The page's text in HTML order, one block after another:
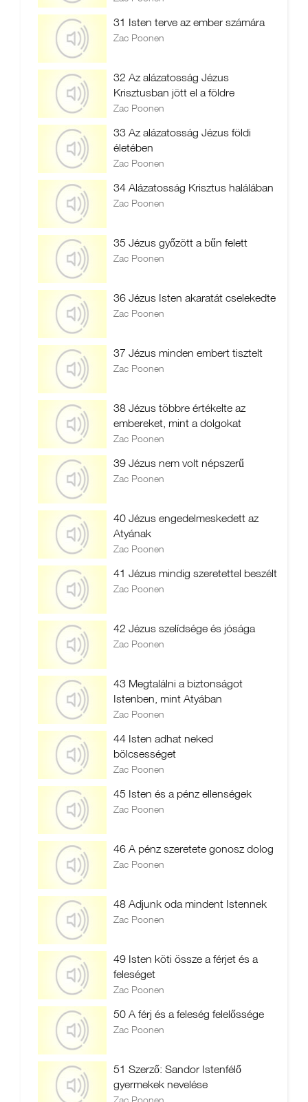
31 Isten terve az ember számára
Zac Poonen
32 Az alázatosság Jézus
Krisztusban jött el a földre
Zac Poonen
33 Az alázatosság Jézus földi
életében
Zac Poonen
34 Alázatosság Krisztus halálában
Zac Poonen
35 Jézus győzött a bűn felett
Zac Poonen
36 Jézus Isten akaratát cselekedte
Zac Poonen
37 Jézus minden embert tisztelt
Zac Poonen
38 Jézus többre értékelte az
embereket, mint a dolgokat
Zac Poonen
39 Jézus nem volt népszerű
Zac Poonen
40 Jézus engedelmeskedett az
Atyának
Zac Poonen
41 Jézus mindig szeretettel beszélt
Zac Poonen
42 Jézus szelídsége és jósága
Zac Poonen
43 Megtalálni a biztonságot
Istenben, mint Atyában
Zac Poonen
44 Isten adhat neked
bölcsességet
Zac Poonen
45 Isten és a pénz ellenségek
Zac Poonen
46 A pénz szeretete gonosz dolog
Zac Poonen
48 Adjunk oda mindent Istennek
Zac Poonen
49 Isten köti össze a férjet és a
feleséget
Zac Poonen
50 A férj és a feleség felelőssége
Zac Poonen
51 Szerző: Sandor Istenfélő
gyermekek nevelése
Zac Poonen